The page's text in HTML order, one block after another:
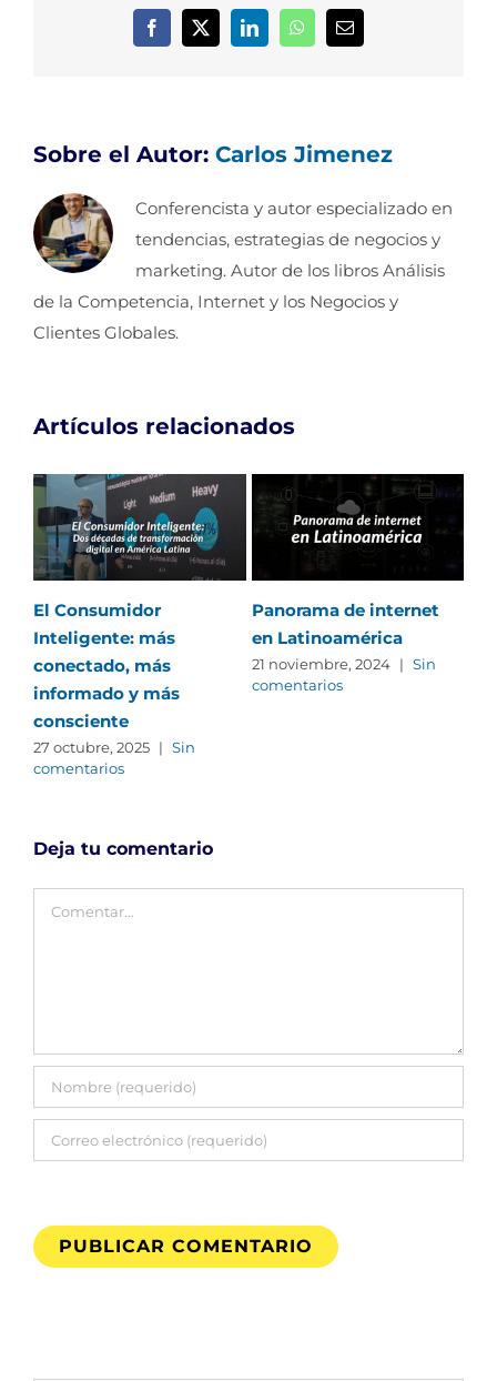
Facebook
X LinkedInWhatsAppCorreo
electrónico
Sobre el Autor: Carlos Jimenez
Conferencista y autor especializado en
tendencias, estrategias de negocios y
marketing. Autor de los libros Análisis
de la Competencia, Internet y los Negocios y
Clientes Globales.
Artículos relacionados
El Consumidor
Inteligente: más
conectado, más
informado y más
consciente
27 octubre, 2025 | Sin
comentarios
Panorama de internet
en Latinoamérica
21 noviembre, 2024 | Sin
comentarios
Deja tu comentario
Comentar